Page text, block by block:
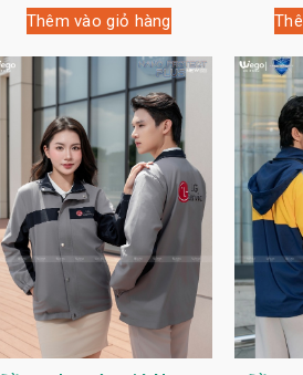
Thêm vào giỏ hàng